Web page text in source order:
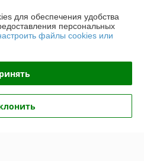
Deal.by
для обеспечения удобства
персональных
файлы cookies или